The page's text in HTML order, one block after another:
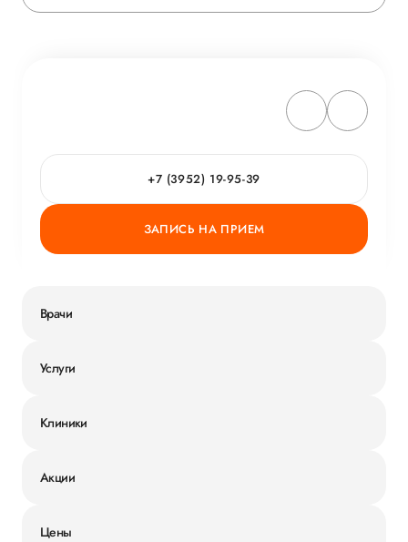
+7 (3952) 19-95-39
ЗАПИСЬ НА ПРИЕМ
Врачи
Услуги
Клиники
Акции
Цены